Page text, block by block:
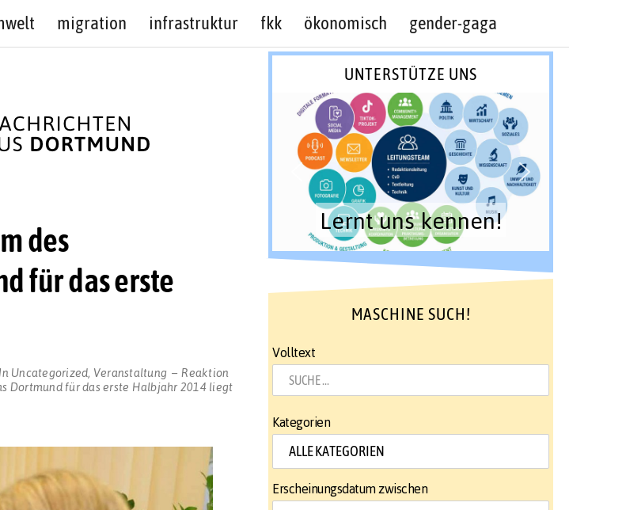
migration infrastruktur fkk ökonomisch gender-gaga
des
für das erste
In Uncategorized Veranstaltung
Reaktion
Dortmund für das erste Halbjahr 2014 liegt
UNTERSTÜTZE UNS
Lernt uns kennen!
MASCHINE SUCH!
Volltext
Kategorien
Erscheinungsdatum zwischen